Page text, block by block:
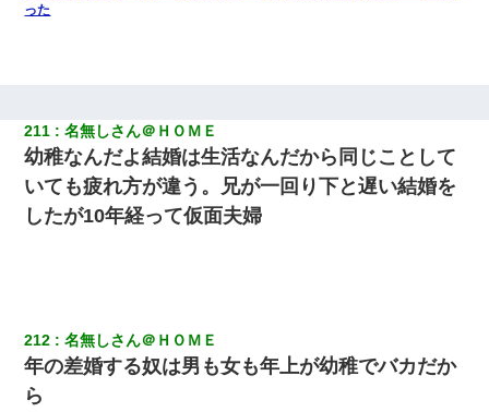
った
211 名無しさん＠ＨＯＭＥ
幼稚なんだよ結婚は生活なんだから同じことして
いても疲れ方が違う。兄が一回り下と遅い結婚を
したが10年経って仮面夫婦
212 名無しさん＠ＨＯＭＥ
年の差婚する奴は男も女も年上が幼稚でバカだか
ら